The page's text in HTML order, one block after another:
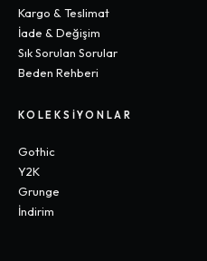
Kargo & Teslimat
İade & Değişim
Sık Sorulan Sorular
Beden Rehberi
KOLEKSIYONLAR
Gothic
Y2K
Grunge
İndirim